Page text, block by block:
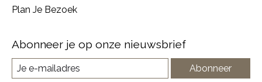
Plan Je Bezoek
Abonneer je op onze nieuwsbrief
Abonneer